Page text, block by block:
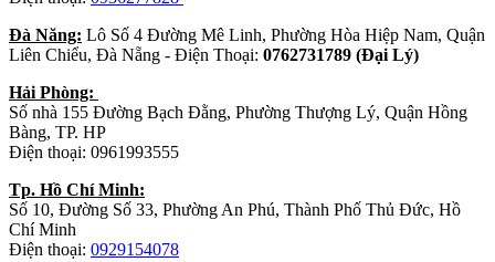
Đà Năng: Lô Số 4 Đường Mê Linh, Phường Hòa Hiệp Nam, Quận
Liên Chiểu, Đà Nẵng - Điện Thoại: 0762731789 (Đại Lý)
Hải Phòng:
Số nhà 155 Đường Bạch Đằng, Phường Thượng Lý, Quận Hồng
Bàng, TP. HP
Điện thoại: 0961993555
Tp. Hồ Chí Minh:
Số 10, Đường Số 33, Phường An Phú, Thành Phố Thủ Đức, Hồ
Chí Minh
Điện thoại: 0929154078